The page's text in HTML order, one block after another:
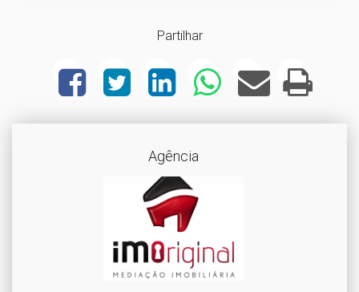
Partilhar
Agência